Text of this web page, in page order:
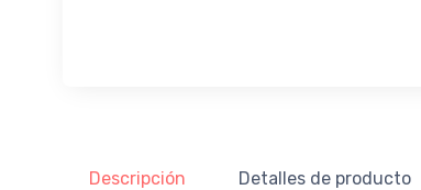
Descripción Detalles de producto